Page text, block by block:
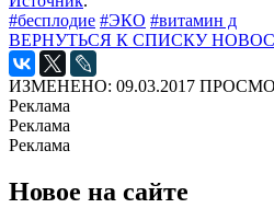
#бесплодие #ЭКО #витамин д
ВЕРНУТЬСЯ К СПИСКУ
ИЗМЕНЕНО: 09.03.2017
Реклама
Реклама
Реклама
Новое на сайте